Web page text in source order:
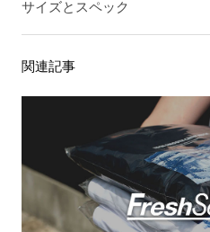
サイズとスペック
関連記事